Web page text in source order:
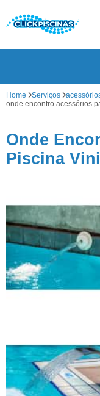
Home Serviços
onde encontro acessórios
Onde
Piscina